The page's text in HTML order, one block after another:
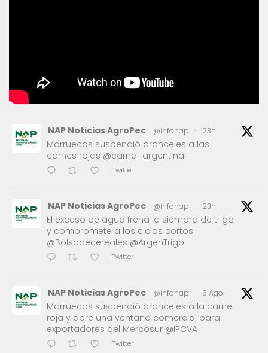
NAP Noticias AgroPec @infonap · 23h
Marruecos suspendió aranceles a las
carnes rojas @carne_argentina
Twitter
NAP Noticias AgroPec @infonap · 23h
El exceso de agua frena la siembra de trigo
y compromete a los ciclos cortos
@Bolsadecereales @ArgenTrigo
Twitter
NAP Noticias AgroPec @infonap · 6 Ago
Marruecos suspendió aranceles a la carne
roja y abre una ventana comercial para
exportadores del Mercosur @IPCVA
Twitter